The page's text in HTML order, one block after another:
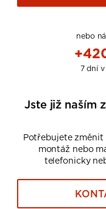
nebo
7 dní
Jste již naším
Potřebujete
montáž nebo
telefonicky